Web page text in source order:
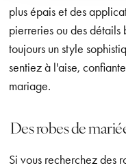
plus épais et des
pierreries ou des
toujours un style
sentiez à l'aise,
mariage.
Des robes de
Si vous recherchez des